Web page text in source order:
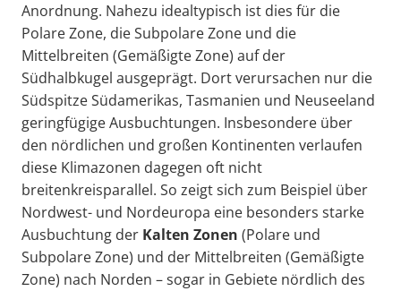
Anordnung. Nahezu idealtypisch ist dies für die
Polare Zone, die Subpolare Zone und die
Mittelbreiten (Gemäßigte Zone) auf der
Südhalbkugel ausgeprägt. Dort verursachen nur die
Südspitze Südamerikas, Tasmanien und Neuseeland
geringfügige Ausbuchtungen. Insbesondere über
den nördlichen und großen Kontinenten verlaufen
diese Klimazonen dagegen oft nicht
breitenkreisparallel. So zeigt sich zum Beispiel über
Nordwest- und Nordeuropa eine besonders starke
Ausbuchtung der Kalten Zonen (Polare und
Subpolare Zone) und der Mittelbreiten (Gemäßigte
Zone) nach Norden – sogar in Gebiete nördlich des